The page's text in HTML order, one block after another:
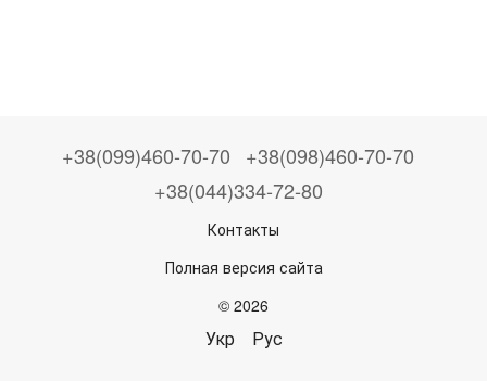
+38(099)460-70-70
+38(098)460-70-70
+38(044)334-72-80
Контакты
Полная версия сайта
© 2026
Укр Рус